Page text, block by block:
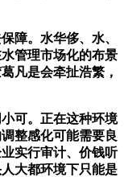
。水华侈、水、
管理市场化的布景
凡是会牵扯浩繁，
可。正在这种环境
整感化可能需要良
实行审计、价钱听
大都环境下只能是